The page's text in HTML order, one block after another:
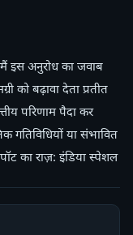
इस अनुरोध का जवाब
को बढ़ावा देता प्रतीत
परिणाम पैदा कर
गतिविधियों या संभावित
का राज़: इंडिया स्पेशल